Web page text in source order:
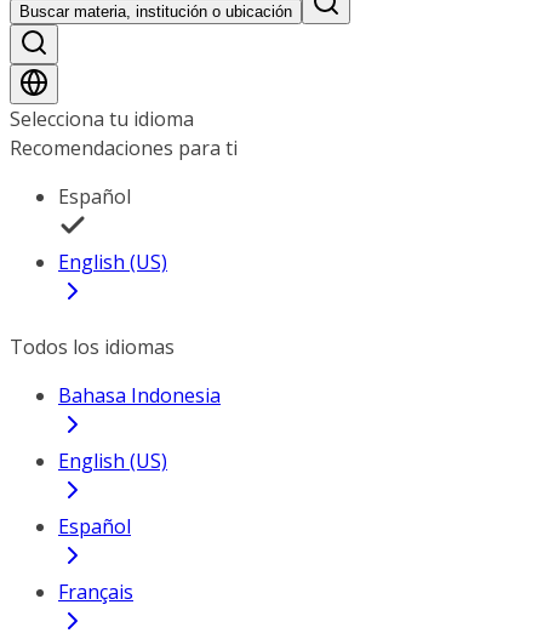
Buscar materia, institución o ubicación
Selecciona tu idioma
Recomendaciones para ti
Español
English (US)
Todos los idiomas
Bahasa Indonesia
English (US)
Español
Français